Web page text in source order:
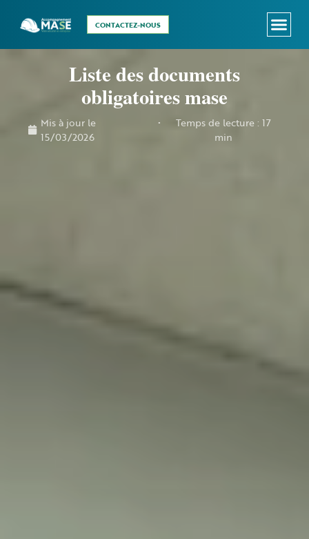
CONTACTEZ-NOUS
Liste des documents
obligatoires mase
Mis à jour le
15/03/2026
•
Temps de lecture : 17
min